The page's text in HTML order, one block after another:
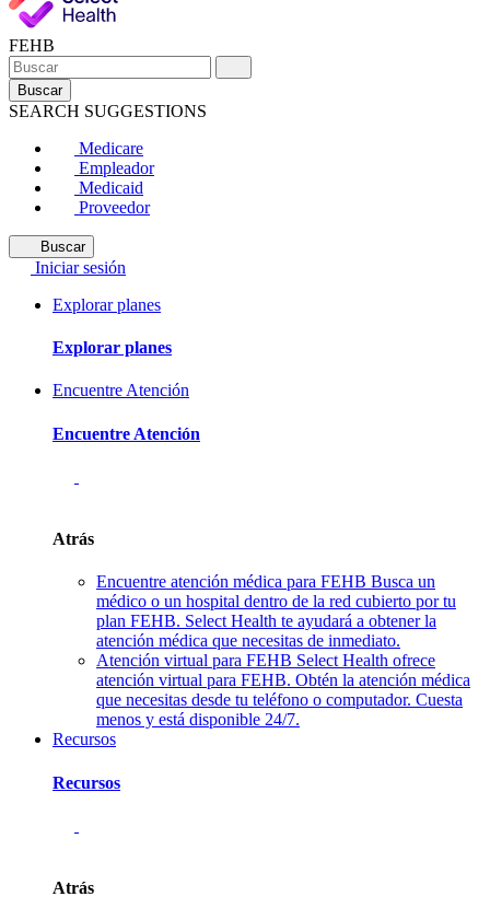
FEHB
Buscar
SEARCH SUGGESTIONS
Medicare
Empleador
Medicaid
Proveedor
Buscar
Iniciar sesión
Explorar planes
Explorar planes
Encuentre Atención
Encuentre Atención
Atrás
Encuentre atención médica para FEHB Busca un
médico o un hospital dentro de la red cubierto por tu
plan FEHB. Select Health te ayudará a obtener la
atención médica que necesitas de inmediato.
Atención virtual para FEHB Select Health ofrece
atención virtual para FEHB. Obtén la atención médica
que necesitas desde tu teléfono o computador. Cuesta
menos y está disponible 24/7.
Recursos
Recursos
Atrás